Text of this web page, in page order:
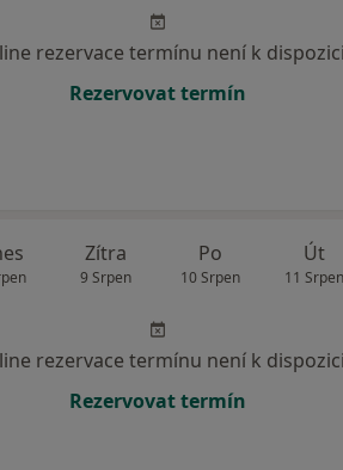
rezervace termínu není k dispozici
Rezervovat termín
Zítra
9 Srpen
Po
10 Srpen
Út
11 Srpen
rezervace termínu není k dispozici
Rezervovat termín